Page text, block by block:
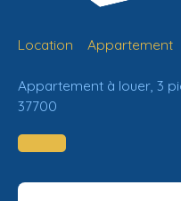
Location Appartement
Appartement à louer, 3
37700